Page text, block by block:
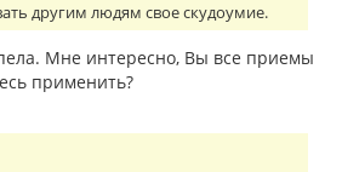
другим людям свое скудоумие.
Мне интересно, Вы все приемы
применить?